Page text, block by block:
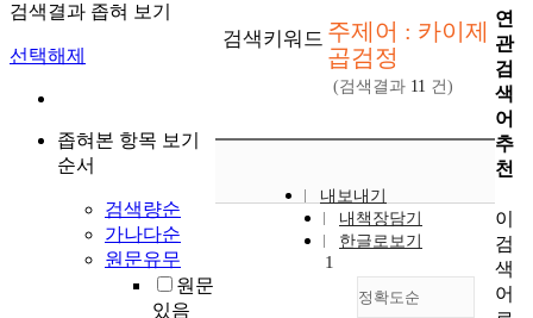
검색결과 좁혀 보기
선택해제
좁혀본 항목 보기
순서
검색량순
가나다순
원문유무
원문
있음
검색키워드 주제어 : 카이제
곱검정
(검색결과 11 건)
내보내기
내책장담기
한글로보기
정확도순
1
연
관
검
색
어
추
천
이
검
색
어